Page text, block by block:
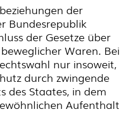
der
Bundesrepublik
der Gesetze über
Waren. Bei
nur insoweit,
durch zwingende
des Staates, in dem
Aufenthalt